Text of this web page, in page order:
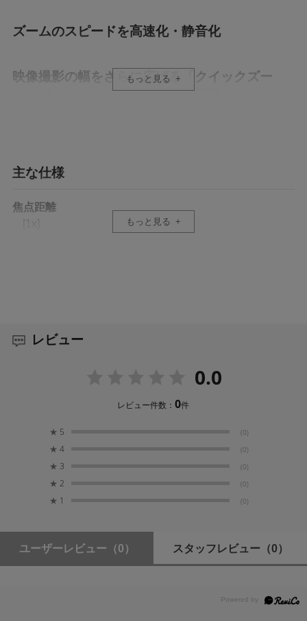
ズームのスピードを高速化・静音化
映像撮影の幅をさらに広げる「クイックズー
ム」「オートクルージング」を搭載
もっと見る
主な仕様
焦点距離
1 : 1.4 (4.7-88mm)
被写体範囲（M.O.D.時）16：9アスペクト比
[1x]
もっと見る
レビュー
0.0
レビュー件数：0件
★ 5 (0)
★ 4 (0)
★ 3 (0)
★ 2 (0)
★ 1 (0)
ユーザーレビュー （0） スタッフレビュー （0）